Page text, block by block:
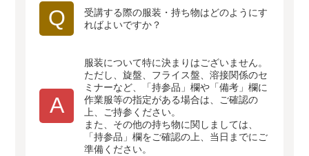
Q
受講する際の服装・持ち物はどのようにす
ればよいですか？
A
服装について特に決まりはございません。
ただし、旋盤、フライス盤、溶接関係のセ
ミナーなど、「持参品」欄や「備考」欄に
作業服等の指定がある場合は、ご確認の
上、ご持参ください。
また、その他の持ち物に関しましては、
「持参品」欄をご確認の上、当日までにご
準備ください。